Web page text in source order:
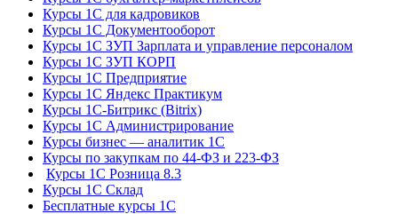
Курсы 1С для кадровиков
Курсы 1С Документооборот
Курсы 1С ЗУП Зарплата и управление персоналом
Курсы 1С ЗУП КОРП
Курсы 1С Предприятие
Курсы 1С Яндекс Практикум
Курсы 1С-Битрикс (Bitrix)
Курсы 1С Администрирование
Курсы бизнес — аналитик 1С
Курсы по закупкам по 44‑ФЗ и 223‑ФЗ
Курсы 1С Розница 8.3
Курсы 1С Склад
Бесплатные курсы 1С